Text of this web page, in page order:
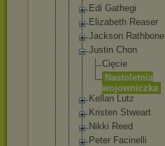
Edi Gathegi
Elizabeth Reaser
Jackson Rathbone
Justin Chon
Cięcie
Nastoletnia
wojowniczka
Kellan Lutz
Kristen Stweart
Nikki Reed
Peter Facinelli